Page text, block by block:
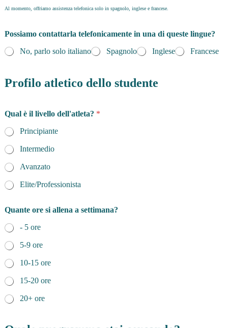
Al momento, offriamo assistenza telefonica solo in spagnolo, inglese e francese.
Possiamo contattarla telefonicamente in una di queste lingue?
No, parlo solo italiano
Spagnolo Inglese Francese
Profilo atletico dello studente
Qual è il livello dell'atleta? *
Principiante
Intermedio
Avanzato
Elite/Professionista
'
o
b
i
e
t
i
o
Quante ore si allena a settimana?
- 5 ore
5-9 ore
10-15 ore
15-20 ore
20+ ore